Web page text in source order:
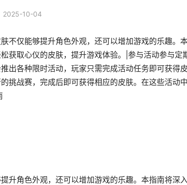
2025-10-04
不仅能够提升角色外观，还可以增加游戏的乐趣。
获取心仪的皮肤，提升游戏体验。|参与活动参与定
出各种限时活动，玩家只需完成活动任务即可获得
挑战赛，完成后即可获得相应的皮肤。在这些活动
升角色外观，还可以增加游戏的乐趣。本指南将深